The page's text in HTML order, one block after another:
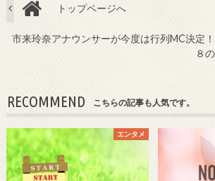
トップページへ
市来玲奈アナウンサーが今度は行列MC決定
８
RECOMMEND こちらの記事も人気です。
エンタメ